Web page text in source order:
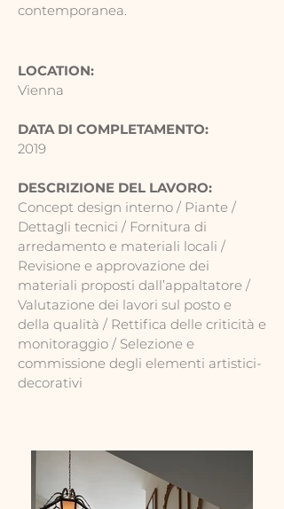
contemporanea.
LOCATION:
Vienna
DATA DI COMPLETAMENTO:
2019
DESCRIZIONE DEL LAVORO:
Concept design interno / Piante /
Dettagli tecnici / Fornitura di
arredamento e materiali locali /
Revisione e approvazione dei
materiali proposti dall’appaltatore /
Valutazione dei lavori sul posto e
della qualità / Rettifica delle criticità e
monitoraggio / Selezione e
commissione degli elementi artistici-
decorativi